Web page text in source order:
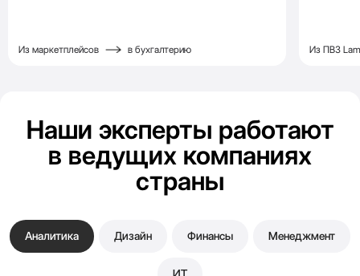
Из маркетплейсов в бухгалтерию Из ПВЗ
Наши эксперты работают
в ведущих компаниях
страны
Аналитика Дизайн Финансы Менеджмент